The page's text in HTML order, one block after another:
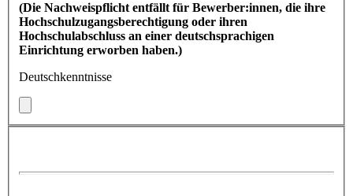
(Die Nachweispflicht entfällt für Bewerber:innen, die ihre
Hochschulzugangsberechtigung oder ihren
Hochschulabschluss an einer deutschsprachigen
Einrichtung erworben haben.)
Deutschkenntnisse